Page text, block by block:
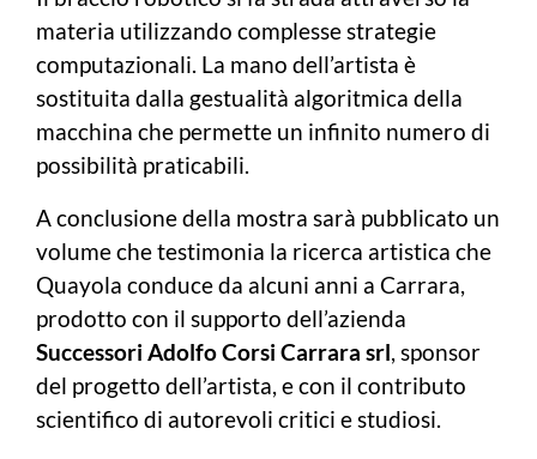
materia utilizzando complesse strategie
computazionali. La mano dell’artista è
sostituita dalla gestualità algoritmica della
macchina che permette un infinito numero di
possibilità praticabili.
A conclusione della mostra sarà pubblicato un
volume che testimonia la ricerca artistica che
Quayola conduce da alcuni anni a Carrara,
prodotto con il supporto dell’azienda
Successori Adolfo Corsi Carrara srl, sponsor
del progetto dell’artista, e con il contributo
scientifico di autorevoli critici e studiosi.